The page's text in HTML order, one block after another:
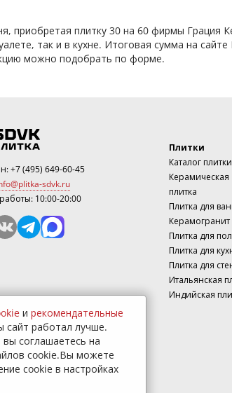
приобретая плитку 30 на 60 фирмы Грация
, так и в кухне. Итоговая сумма на
можно подобрать по форме.
+7 (495) 649-60-45
sdvk.ru
10:00-20:00
Плитки
Каталог плитки
Керамическая
плитка
Плитка для
Керамогранит
Плитка для
Плитка для
Плитка для
Итальянская
Индийская
и рекомендательные
сайт работал лучше.
соглашаетесь на
cookie.Вы можете
cookie в настройках